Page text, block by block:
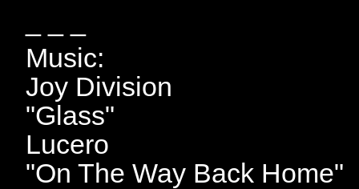
Music:
Joy Division
"Glass"
Lucero
"On The Way Back Home"